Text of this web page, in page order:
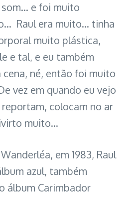
e foi muito
Raul era muito… tinha
muito plástica,
e tal, e eu também
né, então foi muito
vez em quando eu vejo
colocam no ar
muito…
Wanderléa, em 1983, Raul
azul, também
álbum Carimbador